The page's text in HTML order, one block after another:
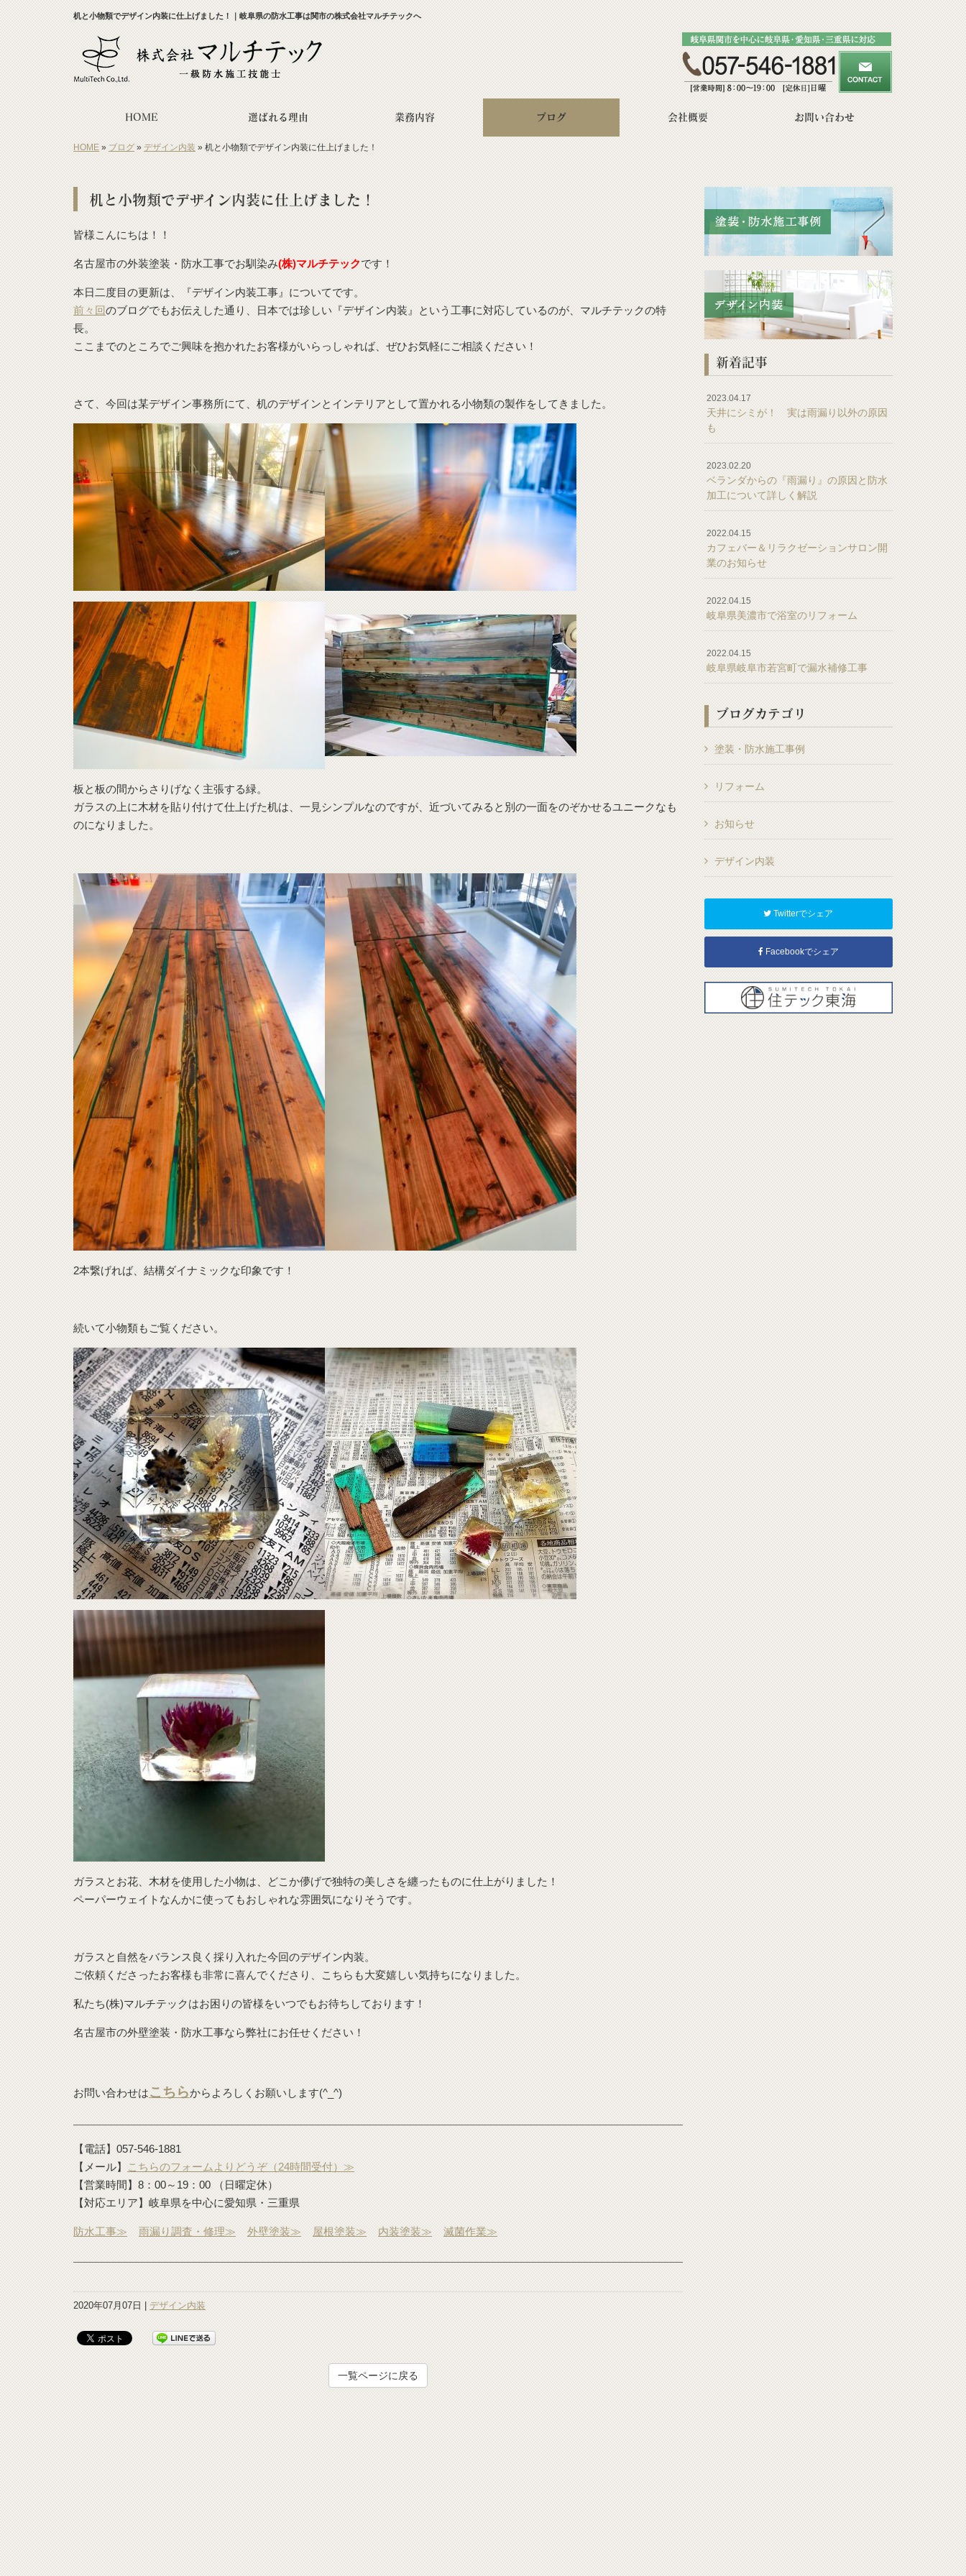
机と小物類でデザイン内装に仕上げました！｜岐阜県の防水工事は関市の株式会社マルチテックへ
HOME 選ばれる理由 業務内容 ブログ 会社概要 お問い合わせ
HOME » ブログ » デザイン内装 » 机と小物類でデザイン内装に仕上げました！
机と小物類でデザイン内装に仕上げました！
皆様こんにちは！！
名古屋市の外装塗装・防水工事でお馴染み(株)マルチテックです！
本日二度目の更新は、『デザイン内装工事』についてです。
前々回のブログでもお伝えした通り、日本では珍しい『デザイン内装』という工事に対応しているのが、マルチテックの特
長。
ここまでのところでご興味を抱かれたお客様がいらっしゃれば、ぜひお気軽にご相談ください！
さて、今回は某デザイン事務所にて、机のデザインとインテリアとして置かれる小物類の製作をしてきました。
板と板の間からさりげなく主張する緑。
ガラスの上に木材を貼り付けて仕上げた机は、一見シンプルなのですが、近づいてみると別の一面をのぞかせるユニークなも
のになりました。
2本繋げれば、結構ダイナミックな印象です！
続いて小物類もご覧ください。
ガラスとお花、木材を使用した小物は、どこか儚げで独特の美しさを纏ったものに仕上がりました！
ペーパーウェイトなんかに使ってもおしゃれな雰囲気になりそうです。
ガラスと自然をバランス良く採り入れた今回のデザイン内装。
ご依頼くださったお客様も非常に喜んでくださり、こちらも大変嬉しい気持ちになりました。
私たち(株)マルチテックはお困りの皆様をいつでもお待ちしております！
名古屋市の外壁塗装・防水工事なら弊社にお任せください！
お問い合わせはこちらからよろしくお願いします(^_^)
【電話】057-546-1881
【メール】
こちらのフォームよりどうぞ（24時間受付）≫
【営業時間】8：00～19：00 （日曜定休）
【対応エリア】岐阜県を中心に愛知県・三重県
防水工事≫ 雨漏り調査・修理≫ 外壁塗装≫ 屋根塗装≫ 内装塗装≫ 滅菌作業≫
2020年07月07日 | デザイン内装
一覧ページに戻る
新着記事
2023.04.17
天井にシミが！ 実は雨漏り以外の原因
も
2023.02.20
ベランダからの『雨漏り』の原因と防水
加工について詳しく解説
2022.04.15
カフェバー＆リラクゼーションサロン開
業のお知らせ
2022.04.15
岐阜県美濃市で浴室のリフォーム
2022.04.15
岐阜県岐阜市若宮町で漏水補修工事
ブログカテゴリ
塗装・防水施工事例
リフォーム
お知らせ
デザイン内装
Twitterでシェア
Facebookでシェア